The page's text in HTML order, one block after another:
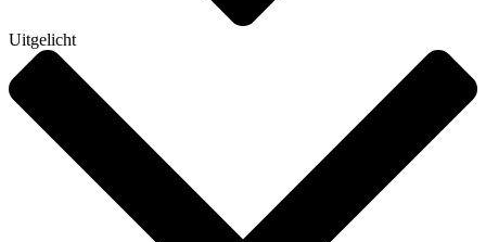
Uitgelicht